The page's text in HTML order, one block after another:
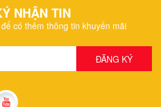
NHẬN TIN
có thêm thông tin khuyến mãi